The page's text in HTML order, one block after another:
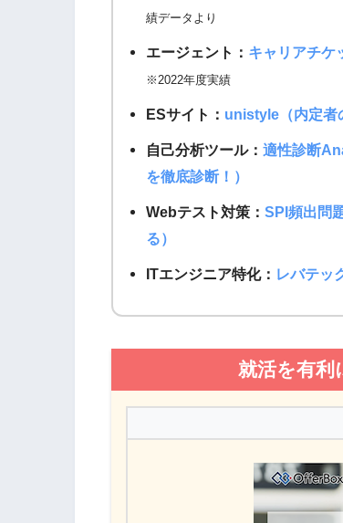
績データより
エージェント： キャリアチケ
※2022年度実績
ESサイト： unistyle（内定者
自己分析ツール：適性診断
を徹底診断！）
Webテスト対策：SPI頻出問
る）
ITエンジニア特化： レバテッ
就活を有利